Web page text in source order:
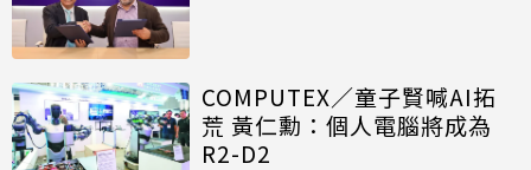
COMPUTEX／童子賢喊AI拓
荒 黃仁勳：個人電腦將成為
R2-D2